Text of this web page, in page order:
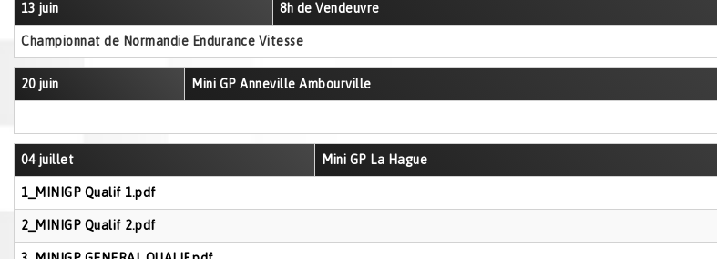
13 juin 8h de Vendeuvre
Championnat de Normandie Endurance Vitesse
20 juin Mini GP Anneville Ambourville
04 juillet Mini GP La Hague
1_MINIGP Qualif 1.pdf
2_MINIGP Qualif 2.pdf